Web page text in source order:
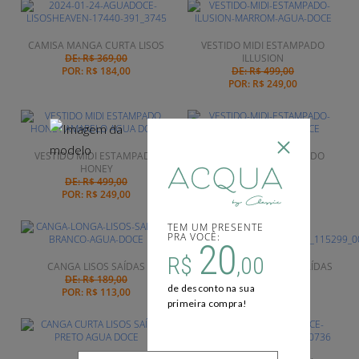
TEM UM PRESENTE
PRA VOCÊ:
R$ 20,00
de desconto na sua
primeira compra!
CAMISA MANGA CURTA LISOS
DE: R$ 369,00
POR: R$ 184,00
VESTIDO MIDI ESTAMPADO
ILLUSION
DE: R$ 499,00
POR: R$ 249,00
VESTIDO MIDI ESTAMPADO
HONEY
DE: R$ 499,00
POR: R$ 249,00
VESTIDO MIDI ESTAMPADO
WIND
DE: R$ 499,00
POR:R$ 249,00
CANGA LISOS SAÍDAS
DE: R$ 189,00
POR: R$ 113,00
VESTIDO LONGO LISOS SAÍDAS
POR: